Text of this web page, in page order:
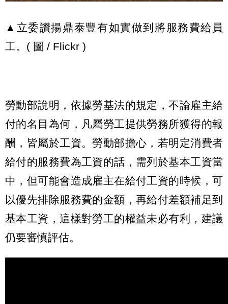
▲立委讚揚鼎泰豐有如實做到將服務費給員
工。( 圖 / Flickr )
勞動部說明，依據勞基法的規定，不論雇主給
付的名目為何，凡屬勞工提供勞務所獲得的報
酬，皆屬於工資。勞動部擔心，若明定消費者
給付的服務費為工資的話，需列於基本工資當
中，但可能會造成雇主在給付工資的時候，可
以優先排除服務費的金額，再給付差額補足到
基本工資，這樣對勞工的權益未必有利，建議
仍要審慎評估。